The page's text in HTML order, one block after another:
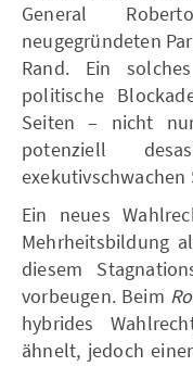
General
neugegründeten
Rand. Ein
politische
Seiten – nicht
potenziell
exekutivschwachen
Ein neues
Mehrheitsbildung
diesem
vorbeugen. Beim
hybrides
ähnelt, jedoch